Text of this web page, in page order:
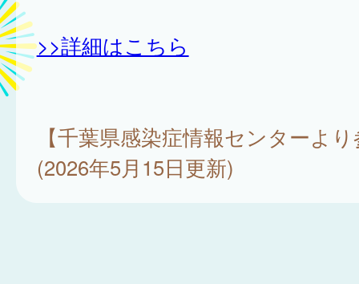
>>詳細はこちら
【千葉県感染症情報センターよ
(2026年5月15日更新)